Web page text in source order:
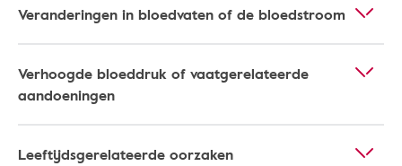
Veranderingen in bloedvaten of de bloedstroom
Verhoogde bloeddruk of vaatgerelateerde
aandoeningen
Leeftijdsgerelateerde oorzaken